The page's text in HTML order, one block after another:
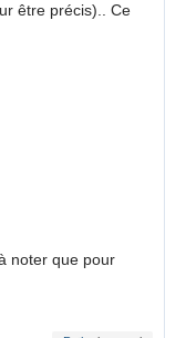
être précis).. Ce
noter que pour